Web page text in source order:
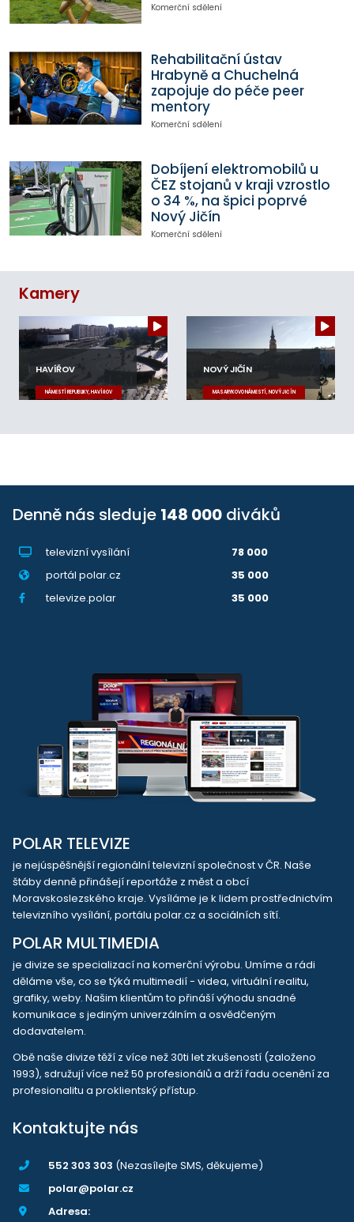
Komerční sdělení
Rehabilitační ústav
Hrabyně a Chuchelná
zapojuje do péče peer
mentory
Komerční sdělení
Dobíjení elektromobilů u
ČEZ stojanů v kraji vzrostlo
o 34 %, na špici poprvé
Nový Jičín
Komerční sdělení
Kamery
HAVÍŘOV
NÁMĚSTÍ REPUBLIKY, HAVÍŘOV
NOVÝ JIČÍN
MASARYKOVO NÁMĚSTÍ, NOVÝ JIČÍN
Denně nás sleduje 148 000 diváků
televizní vysílání
78 000
portál polar.cz
35 000
televize.polar
35 000
POLAR TELEVIZE
je nejúspěšnější regionální televizní společnost v ČR. Naše
štáby denně přinášejí reportáže z měst a obcí
Moravskoslezského kraje. Vysíláme je k lidem prostřednictvím
televizního vysílání, portálu polar.cz a sociálních sítí.
POLAR MULTIMEDIA
je divize se specializací na komerční výrobu. Umíme a rádi
děláme vše, co se týká multimedií - videa, virtuální realitu,
grafiky, weby. Našim klientům to přináší výhodu snadné
komunikace s jediným univerzálním a osvědčeným
dodavatelem.
Obě naše divize těží z více než 30ti let zkušeností (založeno
1993), sdružují více než 50 profesionálů a drží řadu ocenění za
profesionalitu a proklientský přístup.
Kontaktujte nás
552 303 303 (Nezasílejte SMS, děkujeme)
polar@polar.cz
Adresa: